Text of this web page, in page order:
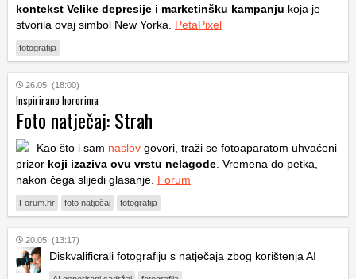
kontekst Velike depresije i marketinšku kampanju koja je
stvorila ovaj simbol New Yorka. PetaPixel
fotografija
26.05. (18:00)
Inspirirano hororima
Foto natječaj: Strah
Kao što i sam naslov govori, traži se fotoaparatom uhvaćeni
prizor koji izaziva ovu vrstu nelagode . Vremena do petka,
nakon čega slijedi glasanje. Forum
Forum.hr foto natječaj fotografija
20.05. (13:17)
Diskvalificrali fotografiju s natječaja zbog korištenja AI